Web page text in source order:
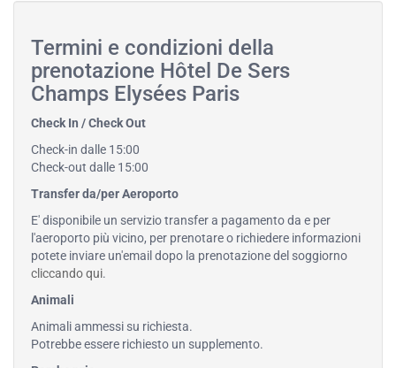
Termini e condizioni della
prenotazione Hôtel De Sers
Champs Elysées Paris
Check In / Check Out
Check-in dalle 15:00
Check-out dalle 15:00
Transfer da/per Aeroporto
E' disponibile un servizio transfer a pagamento da e per
l'aeroporto più vicino, per prenotare o richiedere informazioni
potete inviare un'email dopo la prenotazione del soggiorno
cliccando qui.
Animali
Animali ammessi su richiesta.
Potrebbe essere richiesto un supplemento.